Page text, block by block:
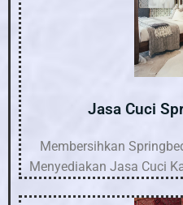
Jasa Cuci
Membersihkan
Menyediakan Jasa Cuci